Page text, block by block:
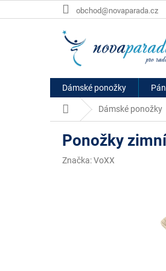
na
obchod@novaparada.cz
Dámské ponožky
Domů Dámské ponožky
Ponožky
Značka:VoXX